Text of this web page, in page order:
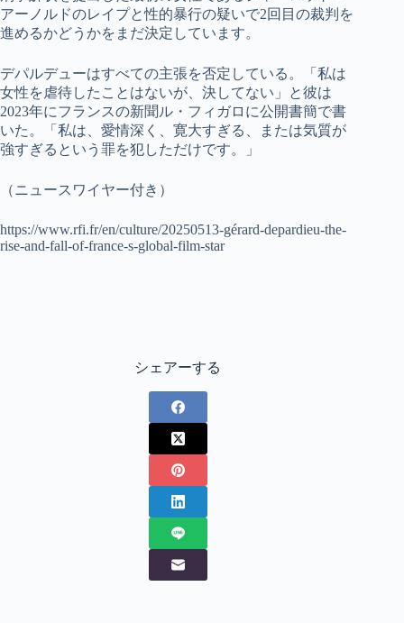
アーノルドのレイプと性的暴行の疑いで2回目の裁判を
進めるかどうかをまだ決定しています。
デパルデューはすべての主張を否定している。「私は
女性を虐待したことはないが、決してない」と彼は
2023年にフランスの新聞ル・フィガロに公開書簡で書
いた。「私は、愛情深く、寛大すぎる、または気質が
強すぎるという罪を犯しただけです。」
（ニュースワイヤー付き）
https://www.rfi.fr/en/culture/20250513-gérard-depardieu-the-
rise-and-fall-of-france-s-global-film-star
シェアーする